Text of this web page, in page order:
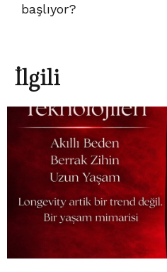
başlıyor?
İlgili